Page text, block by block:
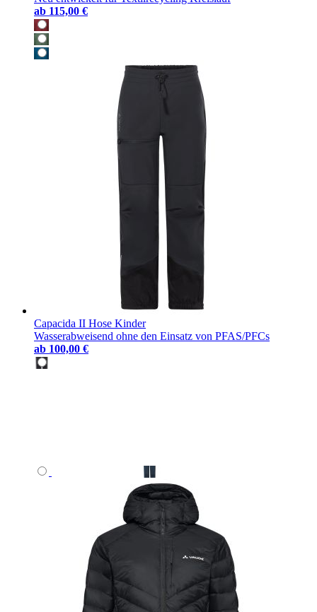
ab 115,00 €
Capacida II Hose Kinder
Wasserabweisend ohne den Einsatz von PFAS/PFCs
ab 100,00 €